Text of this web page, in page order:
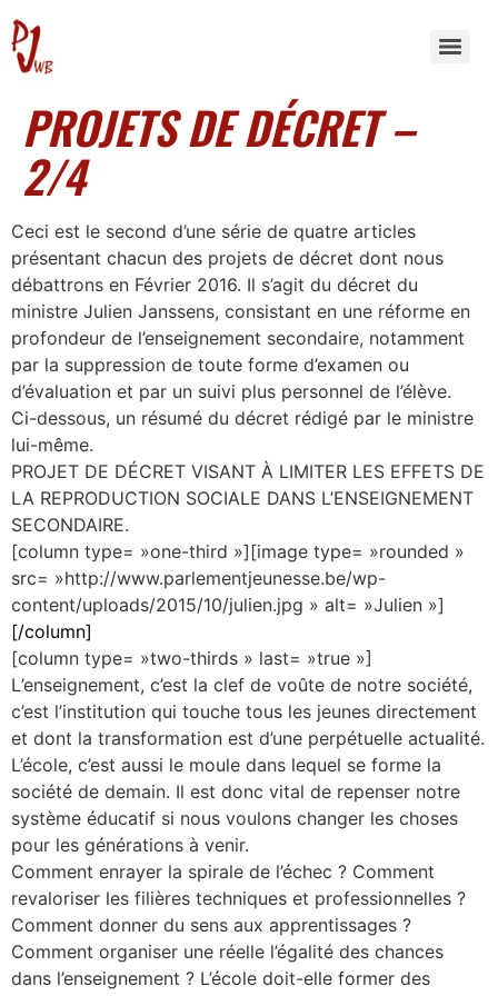
PROJETS DE DÉCRET –
2/4
Ceci est le second d’une série de quatre articles
présentant chacun des projets de décret dont nous
débattrons en Février 2016. Il s’agit du décret du
ministre Julien Janssens, consistant en une réforme en
profondeur de l’enseignement secondaire, notamment
par la suppression de toute forme d’examen ou
d’évaluation et par un suivi plus personnel de l’élève.
Ci-dessous, un résumé du décret rédigé par le ministre
lui-même.
PROJET DE DÉCRET VISANT À LIMITER LES EFFETS DE
LA REPRODUCTION SOCIALE DANS L’ENSEIGNEMENT
SECONDAIRE.
[column type= »one-third »][image type= »rounded »
src= »http://www.parlementjeunesse.be/wp-
content/uploads/2015/10/julien.jpg » alt= »Julien »]
[/column]
[column type= »two-thirds » last= »true »]
L’enseignement, c’est la clef de voûte de notre société,
c’est l’institution qui touche tous les jeunes directement
et dont la transformation est d’une perpétuelle actualité.
L’école, c’est aussi le moule dans lequel se forme la
société de demain. Il est donc vital de repenser notre
système éducatif si nous voulons changer les choses
pour les générations à venir.
Comment enrayer la spirale de l’échec ? Comment
revaloriser les filières techniques et professionnelles ?
Comment donner du sens aux apprentissages ?
Comment organiser une réelle l’égalité des chances
dans l’enseignement ? L’école doit-elle former des